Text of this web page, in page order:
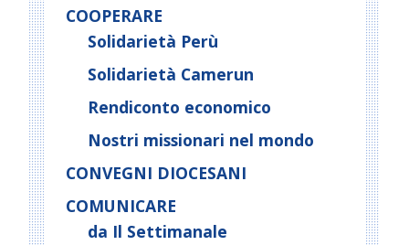
COOPERARE
Solidarietà Perù
Solidarietà Camerun
Rendiconto economico
Nostri missionari nel mondo
CONVEGNI DIOCESANI
COMUNICARE
da Il Settimanale